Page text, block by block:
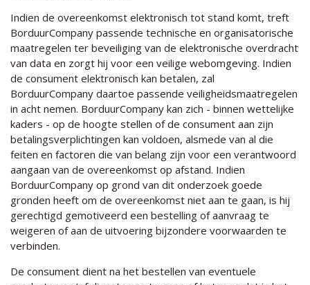
Indien de overeenkomst elektronisch tot stand komt, treft
BorduurCompany passende technische en organisatorische
maatregelen ter beveiliging van de elektronische overdracht
van data en zorgt hij voor een veilige webomgeving. Indien
de consument elektronisch kan betalen, zal
BorduurCompany daartoe passende veiligheidsmaatregelen
in acht nemen. BorduurCompany kan zich - binnen wettelijke
kaders - op de hoogte stellen of de consument aan zijn
betalingsverplichtingen kan voldoen, alsmede van al die
feiten en factoren die van belang zijn voor een verantwoord
aangaan van de overeenkomst op afstand. Indien
BorduurCompany op grond van dit onderzoek goede
gronden heeft om de overeenkomst niet aan te gaan, is hij
gerechtigd gemotiveerd een bestelling of aanvraag te
weigeren of aan de uitvoering bijzondere voorwaarden te
verbinden.
De consument dient na het bestellen van eventuele